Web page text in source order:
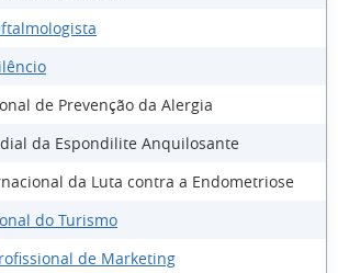
de Prevenção da Alergia
da Espondilite Anquilosante
da Luta contra a Endometriose
do Turismo
de Marketing